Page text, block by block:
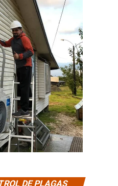
DE PLAGAS